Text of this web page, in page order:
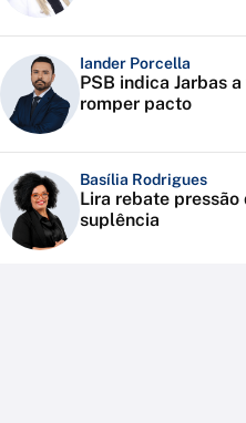
Iander Porcella
PSB indica Jarbas
romper pacto
Basília Rodrigues
Lira rebate pressão
suplência